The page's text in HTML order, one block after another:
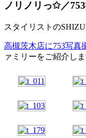
ノリノリっ✩／
スタイリストの
高槻茨木店に753写真
ァミリーをご紹介し